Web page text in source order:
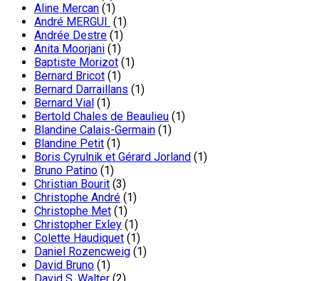
Aline Mercan (1)
André MERGUI
(1)
Andrée Destre (1)
Anita Moorjani (1)
Baptiste Morizot (1)
Bernard Bricot (1)
Bernard Darraillans (1)
Bernard Vial (1)
Bertold Chales de Beaulieu (1)
Blandine Calais-Germain (1)
Blandine Petit (1)
Boris Cyrulnik et Gérard Jorland (1)
Bruno Patino (1)
Christian Bourit (3)
Christophe André (1)
Christophe Met (1)
Christopher Exley (1)
Colette Haudiquet (1)
Daniel Rozencweig (1)
David Bruno (1)